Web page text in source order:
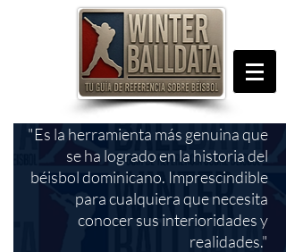
"Es la herramienta más genuina que
se ha logrado en la historia del
béisbol dominicano. Imprescindible
para cualquiera que necesita
conocer sus interioridades y
realidades."